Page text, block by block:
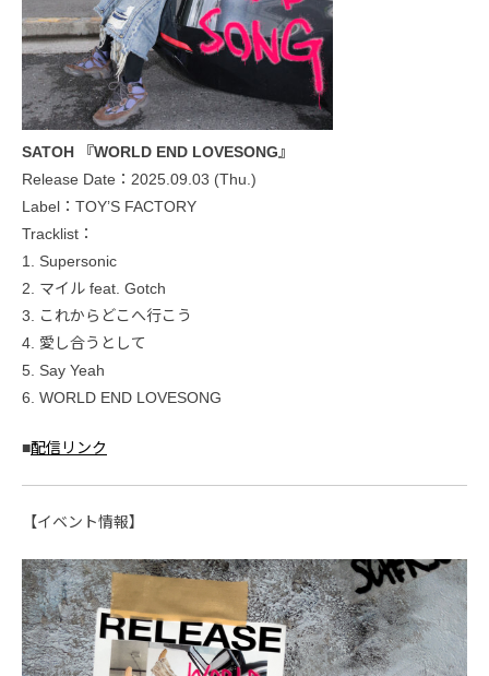
SATOH 『WORLD END LOVESONG』
Release Date：2025.09.03 (Thu.)
Label：TOY’S FACTORY
Tracklist：
1. Supersonic
2. マイル feat. Gotch
3. これからどこへ行こう
4. 愛し合うとして
5. Say Yeah
6. WORLD END LOVESONG
■配信リンク
【イベント情報】